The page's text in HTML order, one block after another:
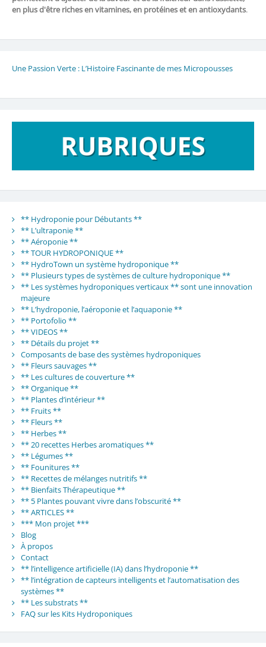
en plus d'être riches en vitamines, en protéines et en antioxydants.
Une Passion Verte : L’Histoire Fascinante de mes Micropousses
** Hydroponie pour Débutants **
** L’ultraponie **
** Aéroponie **
** TOUR HYDROPONIQUE **
** HydroTown un système hydroponique **
** Plusieurs types de systèmes de culture hydroponique **
** Les systèmes hydroponiques verticaux ** sont une innovation
majeure
** L’hydroponie, l’aéroponie et l’aquaponie **
** Portofolio **
** VIDEOS **
** Détails du projet **
Composants de base des systèmes hydroponiques
** Fleurs sauvages **
** Les cultures de couverture **
** Organique **
** Plantes d’intérieur **
** Fruits **
** Fleurs **
** Herbes **
** 20 recettes Herbes aromatiques **
** Légumes **
** Founitures **
** Recettes de mélanges nutritifs **
** Bienfaits Thérapeutique **
** 5 Plantes pouvant vivre dans l’obscurité **
** ARTICLES **
*** Mon projet ***
Blog
À propos
Contact
** l’intelligence artificielle (IA) dans l’hydroponie **
** l’intégration de capteurs intelligents et l’automatisation des
systèmes **
** Les substrats **
FAQ sur les Kits Hydroponiques